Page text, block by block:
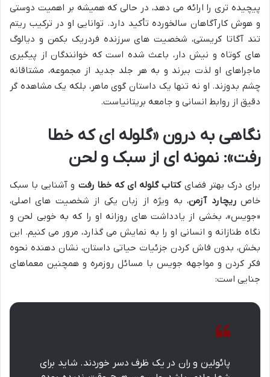
پیچیده تری را ارائه می دهد، در حالی که همیشه بر اهمیت دوستی
و هوش کارآگاهان سالخورده تأکید دارد. توانایی او در ترکیب ریتم
تند آگاتا کریستی، شخصیت های سرزنده فردریک بکمن و دیالوگ
های کوتاه و نیش دار، باعث شده است که خوانندگان از پیگیری
ماجراهای او لذت ببرند و به هر جلد جدید از مجموعه، مشتاقانه
چشم بدوزند. او نه تنها یک داستان گوی ماهر، بلکه یک مشاهده گر
دقیق از روابط انسانی و جامعه بریتانیاست.
نگاهی به درون «گلوله ای که خطا
رفت»: نمونه ای از سبک و لحن
برای درک بهتر فضایکتاب گلوله ای که خطا رفت و آشنایی با سبک
خاصریچارد آزمن، به ویژه از زبان یکی از شخصیت های اصلی،
«جویس»، بخشی از یادداشت های روزانه او را که به خوبی لحن و
نگاه طنازانه و انسانی او را به نمایش می گذارد، مرور می کنیم. این
بخش، بدون فاش کردن جزئیات حیاتی داستان، نشان دهنده نحوه
فکر کردن و مواجهه جویس با مسائل روزمره و همچنین معماهای
جنایی است:
پائولین و ران در یک ظرف دسر خوردند. شاید برای